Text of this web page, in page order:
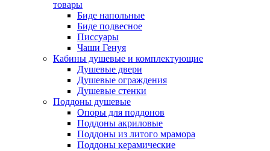
товары
Биде напольные
Биде подвесное
Писсуары
Чаши Генуя
Кабины душевые и комплектующие
Душевые двери
Душевые ограждения
Душевые стенки
Поддоны душевые
Опоры для поддонов
Поддоны акриловые
Поддоны из литого мрамора
Поддоны керамические